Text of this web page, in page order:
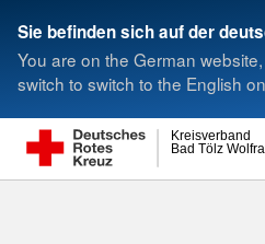
Sie befinden sich auf der
You are on the German
switch to switch to the English
Bad Tölz
Kreisverband